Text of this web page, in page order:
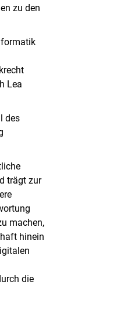
zu den
Lea
des
trägt zur
machen,
hinein
die